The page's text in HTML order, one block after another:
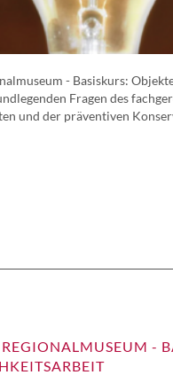
- Basiskurs:
Fragen des
und der präventiven
-